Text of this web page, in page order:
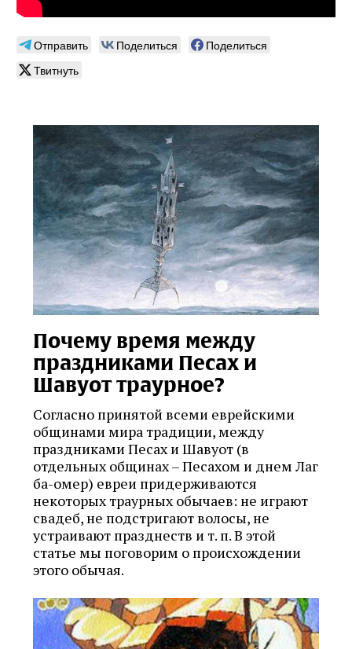
Отправить Поделиться
Поделиться
Твитнуть
Почему время между
праздниками Песах и
Шавуот траурное?
Согласно принятой всеми еврейскими
общинами мира традиции, между
праздниками Песах и Шавуот (в
отдельных общинах – Песахом и днем Лаг
ба-омер) евреи придерживаются
некоторых траурных обычаев: не играют
свадеб, не подстригают волосы, не
устраивают празднеств и т. п. В этой
статье мы поговорим о происхождении
этого обычая.